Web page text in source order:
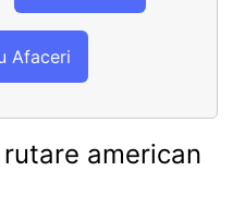
Afaceri
american